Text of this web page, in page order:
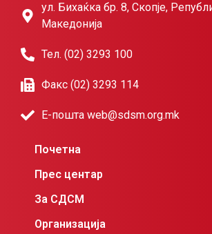
ул. Бихаќка бр. 8, Скопје,
Македонија
Тел. (02) 3293 100
Факс (02) 3293 114
Е-пошта web@sdsm.org.mk
Почетна
Прес центар
За СДСМ
Организација